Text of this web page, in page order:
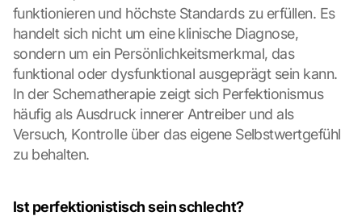
funktionieren und höchste Standards zu erfüllen. Es
handelt sich nicht um eine klinische Diagnose,
sondern um ein Persönlichkeitsmerkmal, das
funktional oder dysfunktional ausgeprägt sein kann.
In der Schematherapie zeigt sich Perfektionismus
häufig als Ausdruck innerer Antreiber und als
Versuch, Kontrolle über das eigene Selbstwertgefühl
zu behalten.
Ist perfektionistisch sein schlecht?